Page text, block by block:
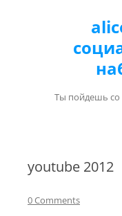
Ты пойдешь со
youtube 2012
0 Comments